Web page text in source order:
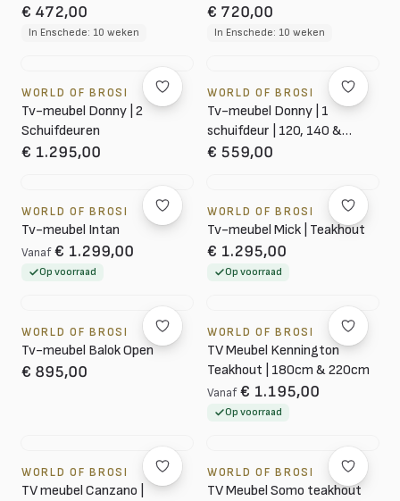
€ 472,00
In Enschede: 10 weken
€ 720,00
In Enschede: 10 weken
WORLD OF BROSI
Tv-meubel Donny | 2
Schuifdeuren
€ 1.295,00
WORLD OF BROSI
Tv-meubel Donny | 1
schuifdeur | 120, 140 &
160cm
€ 559,00
WORLD OF BROSI
Tv-meubel Intan
Vanaf € 1.299,00
Op voorraad
WORLD OF BROSI
Tv-meubel Mick | Teakhout
€ 1.295,00
Op voorraad
WORLD OF BROSI
Tv-meubel Balok Open
€ 895,00
WORLD OF BROSI
TV Meubel Kennington
Teakhout | 180cm & 220cm
Vanaf € 1.195,00
Op voorraad
WORLD OF BROSI
TV meubel Canzano |
WORLD OF BROSI
TV Meubel Somo teakhout